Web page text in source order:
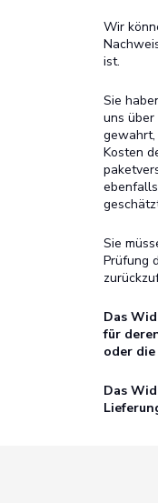
Wir
ist.
Sie
uns
gewahrt,
Kosten
Sie
Prüfung
Das
für
oder
Das